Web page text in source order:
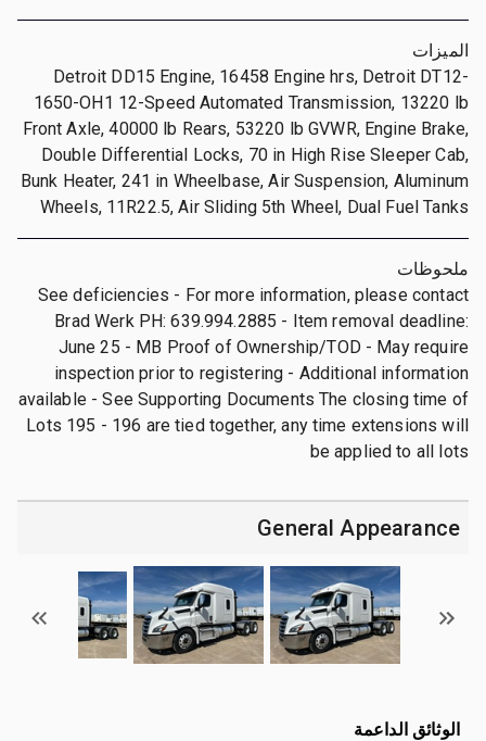
الميزات
Detroit DD15 Engine, 16458 Engine hrs, Detroit DT12-
1650-OH1 12-Speed Automated Transmission, 13220 lb
Front Axle, 40000 lb Rears, 53220 lb GVWR, Engine Brake,
Double Differential Locks, 70 in High Rise Sleeper Cab,
Bunk Heater, 241 in Wheelbase, Air Suspension, Aluminum
Wheels, 11R22.5, Air Sliding 5th Wheel, Dual Fuel Tanks
ملحوظات
See deficiencies - For more information, please contact
Brad Werk PH: 639.994.2885 - Item removal deadline:
June 25 - MB Proof of Ownership/TOD - May require
inspection prior to registering - Additional information
available - See Supporting Documents The closing time of
Lots 195 - 196 are tied together, any time extensions will
be applied to all lots
General Appearance
الوثائق الداعمة